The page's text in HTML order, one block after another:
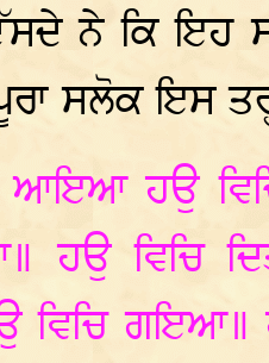
ਨੇ ਕਿ ਇਹ
ਸਲੋਕ ਇਸ
ਆਇਆ ਹਉ
ਹਉ ਵਿਚਿ
ਵਿਚਿ ਗਇਆ॥